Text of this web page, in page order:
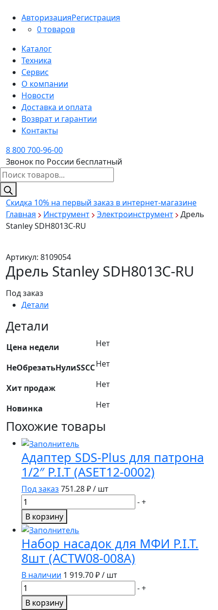
АвторизацияРегистрация
0 товаров
Каталог
Техника
Сервис
О компании
Новости
Доставка и оплата
Возврат и гарантии
Контакты
8 800 700-96-00
Звонок по России бесплатный
Поиск
товаров
Скидка 10% на первый заказ в интернет-магазине
Главная
Инструмент Электроинструмент
Дрель
Stanley SDH8013C-RU
Артикул: 8109054
Дрель Stanley SDH8013C-RU
Под заказ
Детали
Детали
Цена недели Нет
НеОбрезатьНулиSSCCНет
Хит продаж Нет
Новинка Нет
Похожие товары
Адаптер SDS-Plus для патрона
1/2″ P.I.T (ASET12-0002)
Под заказ 751.28₽ / шт
Количество
товара
Адаптер
SDS-
Plus
для
патрона
1/2"
P.I.T
(ASET12-
-+
В корзину
Набор насадок для МФИ P.I.T.
8шт (ACTW08-008A)
В наличии 1 919.70₽ / шт
Количество
товара
-+
В корзину